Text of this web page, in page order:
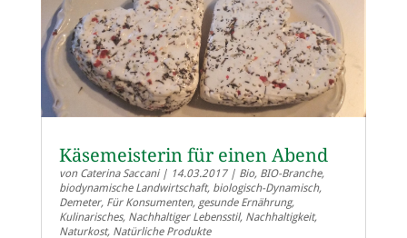
Käsemeisterin für einen Abend
von Caterina Saccani| 14.03.2017| Bio, BIO-Branche,
biodynamische Landwirtschaft, biologisch-Dynamisch,
Demeter, Für Konsumenten, gesunde Ernährung,
Kulinarisches, Nachhaltiger Lebensstil, Nachhaltigkeit,
Naturkost, Natürliche Produkte